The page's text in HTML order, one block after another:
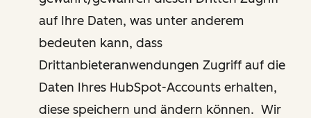
auf Ihre Daten, was unter anderem
bedeuten kann, dass
Drittanbieteranwendungen Zugriff auf die
Daten Ihres HubSpot-Accounts erhalten,
diese speichern und ändern können. Wir